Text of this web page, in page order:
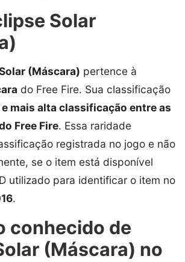
Solar
(Máscara) pertence à
do Free Fire. Sua classificação
e mais alta classificação entre as
Free Fire. Essa raridade
registrada no jogo e não
se o item está disponível
utilizado para identificar o item no
.
conhecido de
(Máscara) no